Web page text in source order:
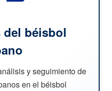
del béisbol
y seguimiento de
en el béisbol